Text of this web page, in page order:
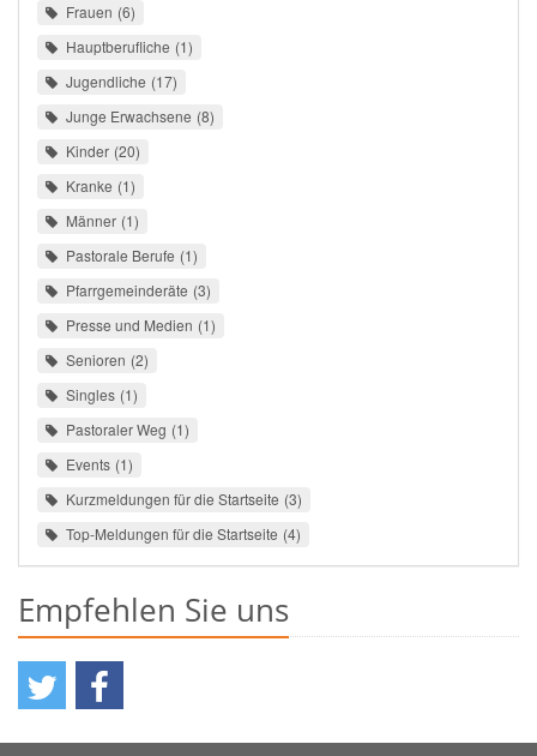
Frauen 6
Hauptberufliche 1
Jugendliche 17
Junge Erwachsene 8
Kinder 20
Kranke 1
Männer 1
Pastorale Berufe 1
Pfarrgemeinderäte 3
Presse und Medien 1
Senioren 2
Singles 1
Pastoraler Weg 1
Events 1
Kurzmeldungen für die Startseite 3
Top-Meldungen für die Startseite 4
Empfehlen Sie uns